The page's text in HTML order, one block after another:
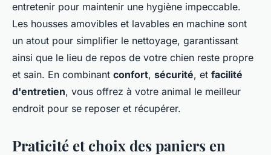
entretenir pour maintenir une hygiène impeccable.
Les housses amovibles et lavables en machine sont
un atout pour simplifier le nettoyage, garantissant
ainsi que le lieu de repos de votre chien reste propre
et sain. En combinant confort, sécurité, et facilité
d'entretien, vous offrez à votre animal le meilleur
endroit pour se reposer et récupérer.
Praticité et choix des paniers en